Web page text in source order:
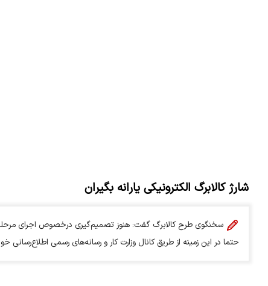
شارژ کالابرگ الکترونیکی یارانه بگیران
سخنگوی طرح کالابرگ گفت: هنوز تصمیم‌گیری درخصوص اجرای
حتما در این زمینه از طریق کانال وزارت کار و رسانه‌های رسمی اطلاع‌رسانی